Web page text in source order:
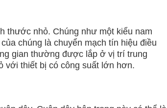
thước nhỏ. Chúng như một kiểu nam
chúng là chuyển mạch tín hiệu điều
gian thường được lắp ở vị trí trung
với thiết bị có công suất lớn hơn.